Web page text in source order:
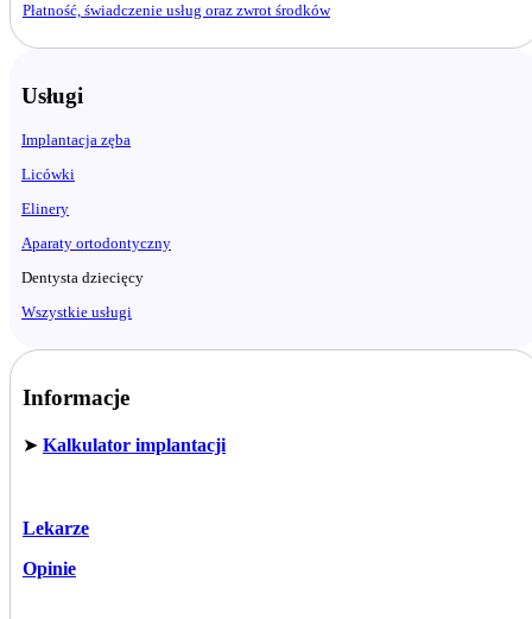
Płatność, świadczenie usług oraz zwrot środków
Usługi
Implantacja zęba
Licówki
Elinery
Aparaty ortodontyczny
Dentysta dziecięcy
Wszystkie usługi
Informacje
➤ Kalkulator implantacji
Lekarze
Opinie